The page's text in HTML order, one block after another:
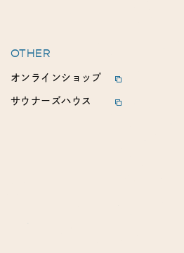
OTHER
オンラインショップ
サウナーズハウス